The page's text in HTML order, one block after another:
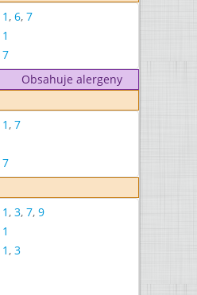
1, 6, 7
1
7
Obsahuje alergeny
1, 7
7
1, 3, 7, 9
1
1, 3